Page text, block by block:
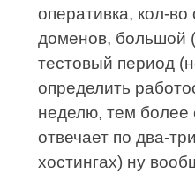
оперативка, кол-во
доменов, большой
тестовый период
определить
неделю, тем более
отвечает по два-
хостингах) ну